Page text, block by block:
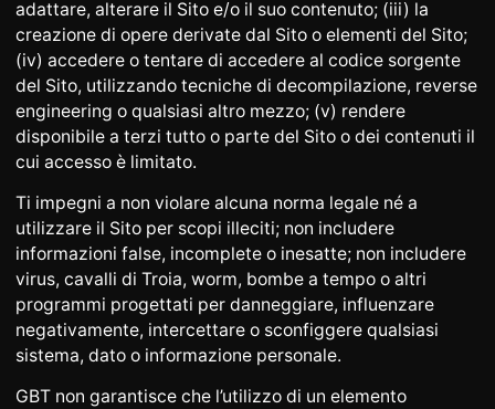
adattare, alterare il Sito e/o il suo contenuto; (iii) la
creazione di opere derivate dal Sito o elementi del Sito;
(iv) accedere o tentare di accedere al codice sorgente
del Sito, utilizzando tecniche di decompilazione, reverse
engineering o qualsiasi altro mezzo; (v) rendere
disponibile a terzi tutto o parte del Sito o dei contenuti il
cui accesso è limitato.
Ti impegni a non violare alcuna norma legale né a
utilizzare il Sito per scopi illeciti; non includere
informazioni false, incomplete o inesatte; non includere
virus, cavalli di Troia, worm, bombe a tempo o altri
programmi progettati per danneggiare, influenzare
negativamente, intercettare o sconfiggere qualsiasi
sistema, dato o informazione personale.
GBT non garantisce che l’utilizzo di un elemento